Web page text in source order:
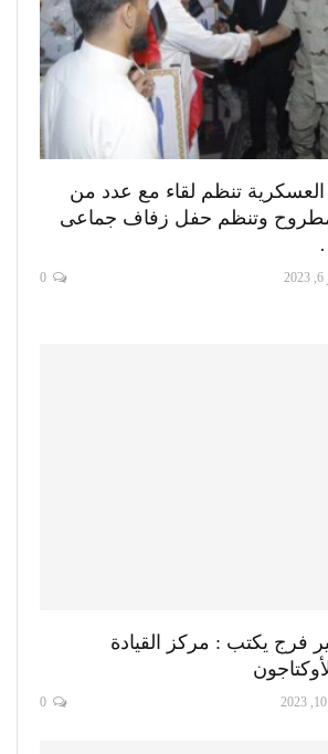
العسكرية تنظم لقاء مع عدد من
وتنظم حفل زفاف جماعى
فرج يكتب : مركز القيادة